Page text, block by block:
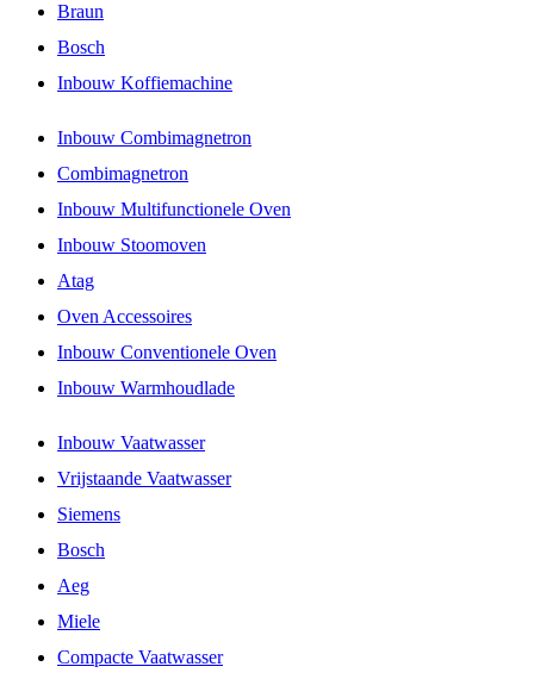
Braun
Bosch
Inbouw Koffiemachine
Inbouw Combimagnetron
Combimagnetron
Inbouw Multifunctionele Oven
Inbouw Stoomoven
Atag
Oven Accessoires
Inbouw Conventionele Oven
Inbouw Warmhoudlade
Inbouw Vaatwasser
Vrijstaande Vaatwasser
Siemens
Bosch
Aeg
Miele
Compacte Vaatwasser